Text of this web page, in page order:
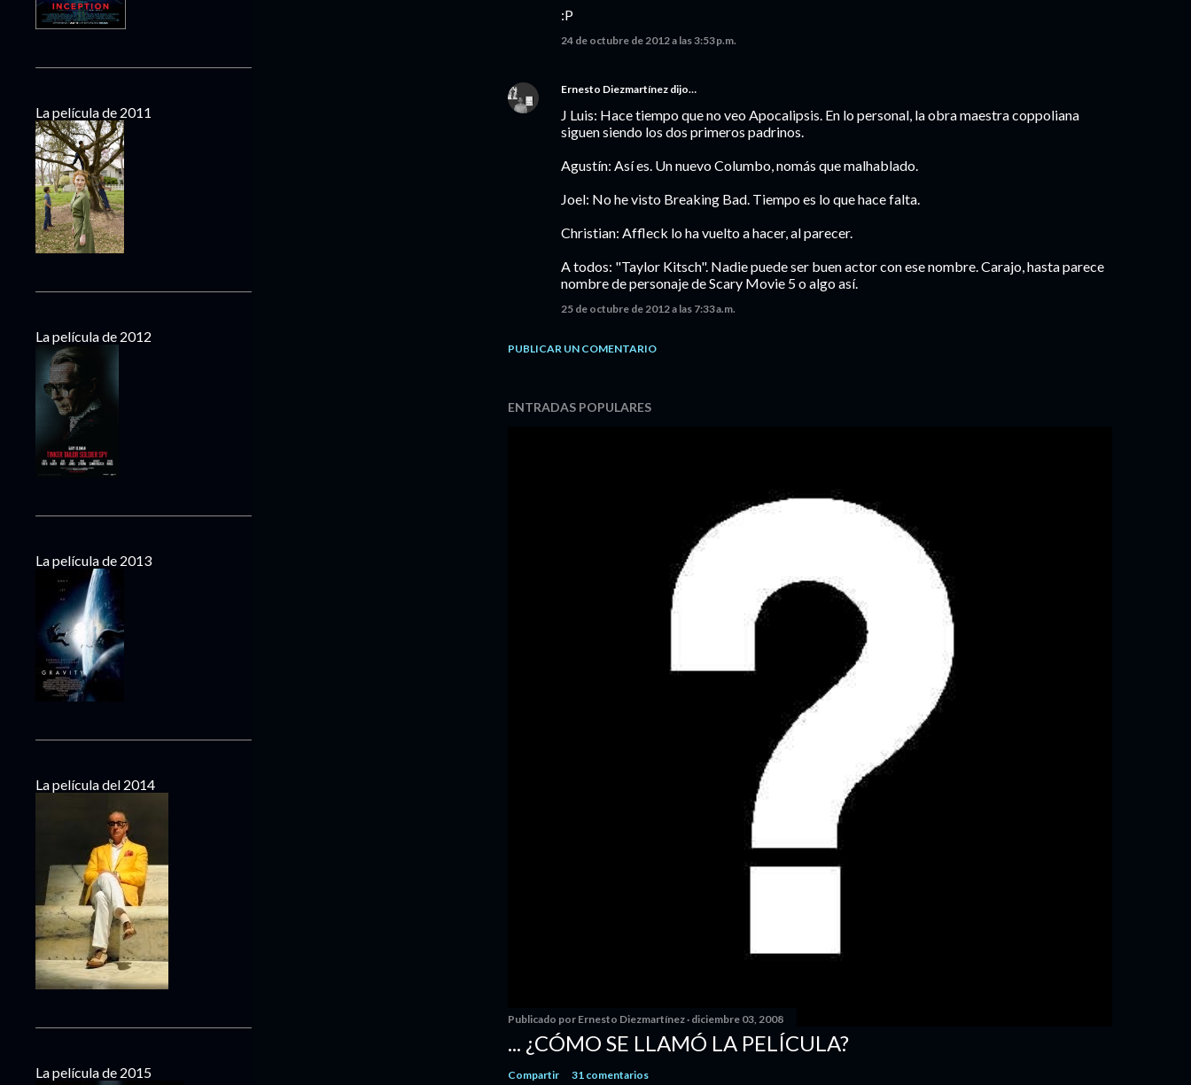
:P
24 de octubre de 2012 a las 3:53 p.m.
Ernesto Diezmartínez dijo…
J Luis: Hace tiempo que no veo Apocalipsis. En lo personal, la obra maestra coppoliana
siguen siendo los dos primeros padrinos.
Agustín: Así es. Un nuevo Columbo, nomás que malhablado.
Joel: No he visto Breaking Bad. Tiempo es lo que hace falta.
Christian: Affleck lo ha vuelto a hacer, al parecer.
A todos: "Taylor Kitsch". Nadie puede ser buen actor con ese nombre. Carajo, hasta parece
nombre de personaje de Scary Movie 5 o algo así.
25 de octubre de 2012 a las 7:33 a.m.
PUBLICAR UN COMENTARIO
ENTRADAS POPULARES
Publicado por Ernesto Diezmartínez diciembre 03, 2008
... ¿CÓMO SE LLAMÓ LA PELÍCULA?
Compartir 31 comentarios
La película de 2011
La película de 2012
La película de 2013
La película del 2014
La película de 2015